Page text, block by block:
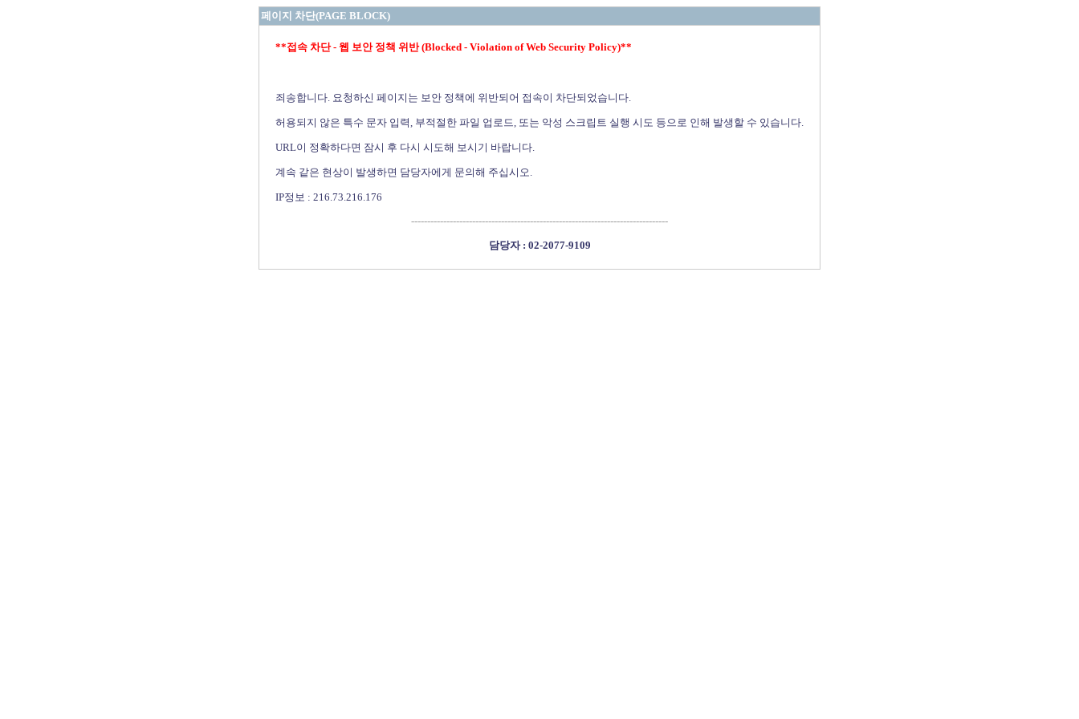
페이지 차단(PAGE BLOCK)
**접속 차단 - 웹 보안 정책 위반 (Blocked - Violation of Web Security Policy)**
죄송합니다. 요청하신 페이지는 보안 정책에 위반되어 접속이 차단되었습니다.
허용되지 않은 특수 문자 입력, 부적절한 파일 업로드, 또는 악성 스크립트 실행 시도 등으로 인해 발생할 수 있습니다.
URL이 정확하다면 잠시 후 다시 시도해 보시기 바랍니다.
계속 같은 현상이 발생하면 담당자에게 문의해 주십시오.
IP정보 : 216.73.216.176
--------------------------------------------------------------------------------
담당자 : 02-2077-9109